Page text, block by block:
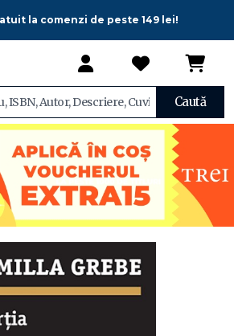
la comenzi de peste 149 lei!
Caută